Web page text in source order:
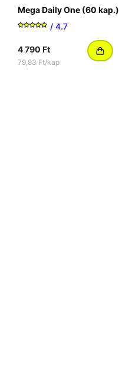
Mega Daily One (60 kap.)
/ 4.7
4 790 Ft
79,83 Ft/kap